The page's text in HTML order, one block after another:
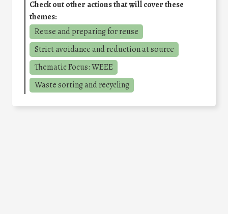
Check out other actions that will cover these
themes:
Reuse and preparing for reuse
Strict avoidance and reduction at source
Thematic Focus: WEEE
Waste sorting and recycling